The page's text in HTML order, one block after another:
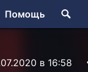
Помощь
в 16:58